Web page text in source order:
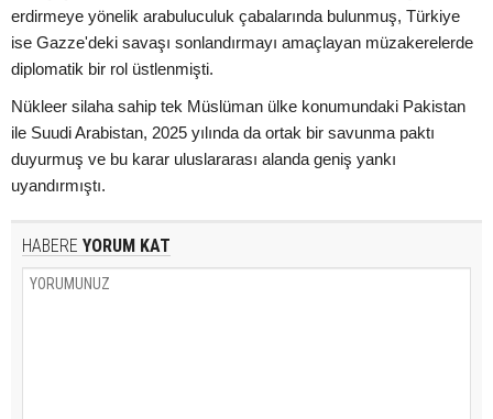
erdirmeye yönelik arabuluculuk çabalarında bulunmuş, Türkiye
ise Gazze'deki savaşı sonlandırmayı amaçlayan müzakerelerde
diplomatik bir rol üstlenmişti.
Nükleer silaha sahip tek Müslüman ülke konumundaki Pakistan
ile Suudi Arabistan, 2025 yılında da ortak bir savunma paktı
duyurmuş ve bu karar uluslararası alanda geniş yankı
uyandırmıştı.
HABERE YORUM KAT